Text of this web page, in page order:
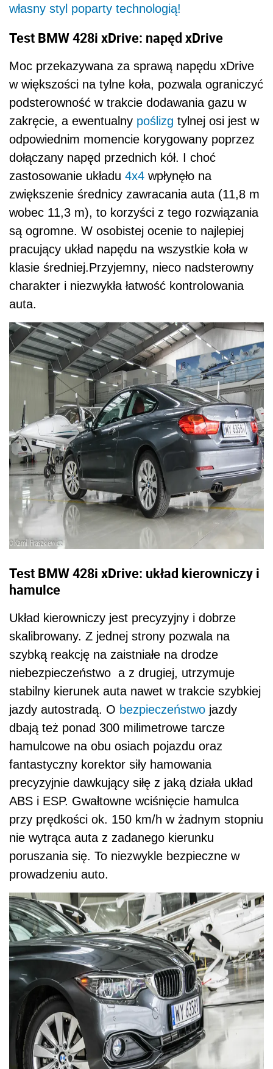
własny styl poparty technologią!
Test BMW 428i xDrive: napęd xDrive
Moc przekazywana za sprawą napędu xDrive
w większości na tylne koła, pozwala ograniczyć
podsterowność w trakcie dodawania gazu w
zakręcie, a ewentualny poślizg tylnej osi jest w
odpowiednim momencie korygowany poprzez
dołączany napęd przednich kół. I choć
zastosowanie układu 4x4 wpłynęło na
zwiększenie średnicy zawracania auta (11,8 m
wobec 11,3 m), to korzyści z tego rozwiązania
są ogromne. W osobistej ocenie to najlepiej
pracujący układ napędu na wszystkie koła w
klasie średniej.Przyjemny, nieco nadsterowny
charakter i niezwykła łatwość kontrolowania
auta.
Test BMW 428i xDrive: układ kierowniczy i
hamulce
Układ kierowniczy jest precyzyjny i dobrze
skalibrowany. Z jednej strony pozwala na
szybką reakcję na zaistniałe na drodze
niebezpieczeństwo a z drugiej, utrzymuje
stabilny kierunek auta nawet w trakcie szybkiej
jazdy autostradą. O bezpieczeństwo jazdy
dbają też ponad 300 milimetrowe tarcze
hamulcowe na obu osiach pojazdu oraz
fantastyczny korektor siły hamowania
precyzyjnie dawkujący siłę z jaką działa układ
ABS i ESP. Gwałtowne wciśnięcie hamulca
przy prędkości ok. 150 km/h w żadnym stopniu
nie wytrąca auta z zadanego kierunku
poruszania się. To niezwykle bezpieczne w
prowadzeniu auto.